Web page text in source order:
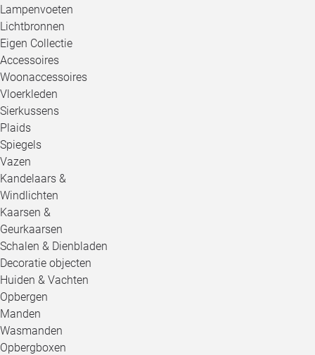
Lampenvoeten
Lichtbronnen
Eigen Collectie
Accessoires
Woonaccessoires
Vloerkleden
Sierkussens
Plaids
Spiegels
Vazen
Kandelaars &
Windlichten
Kaarsen &
Geurkaarsen
Schalen & Dienbladen
Decoratie objecten
Huiden & Vachten
Opbergen
Manden
Wasmanden
Opbergboxen